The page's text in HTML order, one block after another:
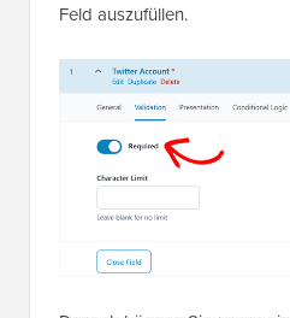
Feld auszufüllen.